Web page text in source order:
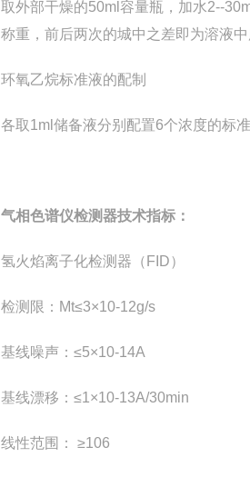
取外部干燥的50ml容量瓶，加水2--
称重，前后两次的城中之差即为溶液
环氧乙烷标准液的配制
各取1ml储备液分别配置6个浓度的标
气相色谱仪检测器技术指标：
氢火焰离子化检测器（FID）
检测限：Mt≤3×10-12g/s
基线噪声：≤5×10-14A
基线漂移：≤1×10-13A/30min
线性范围： ≥106